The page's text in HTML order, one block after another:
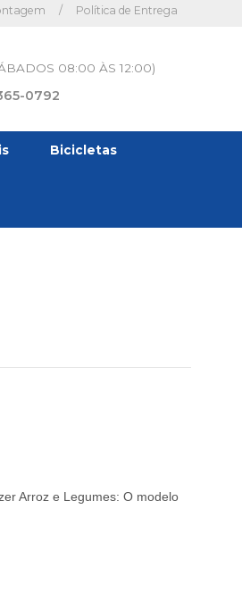
Política de Entrega
/
08:00 ÀS 12:00)
0792
Bicicletas
Arroz e Legumes: O modelo